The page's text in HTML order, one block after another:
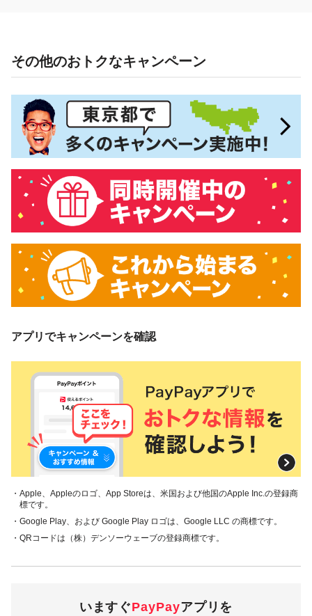
その他のおトクなキャンペーン
アプリでキャンペーンを確認
・Apple、Appleのロゴ、App Storeは、米国および他国のApple Inc.の登録商
標です。
・Google Play、および Google Play ロゴは、Google LLC の商標です。
・QRコードは（株）デンソーウェーブの登録商標です。
いますぐPayPayアプリを